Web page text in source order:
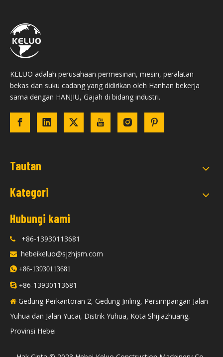
KELUO adalah perusahaan permesinan, mesin, peralatan
bekas dan suku cadang yang didirikan oleh Hanhan bekerja
sama dengan HANJIU, Gajah di bidang industri.
Tautan
Kategori
Hubungi kami
 +86-13930113681
 hebeikeluo@sjzhjsm.com
 +86-13930113681
 +86-13930113681
 Gedung Perkantoran 2, Gedung Jinling, Persimpangan Jalan
Yuhua dan Jalan Yucai, Distrik Yuhua, Kota Shijiazhuang,
Provinsi Hebei